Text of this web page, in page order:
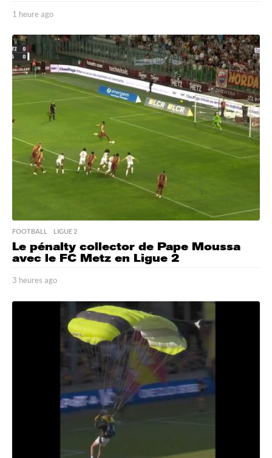
1 heure ago
e
e
a
o
FOOTBALL ,LIGUE 2
Le pénalty collector de Pape Moussa
avec le FC Metz en Ligue 2
3 heures ago
e